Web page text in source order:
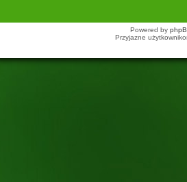
Powered by
Przyjazne